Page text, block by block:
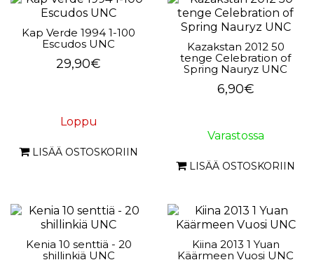
Kap Verde 1994 1-100
Escudos UNC
29,90€
Loppu
LISÄÄ OSTOSKORIIN
Kazakstan 2012 50
tenge Celebration of
Spring Nauryz UNC
6,90€
Varastossa
LISÄÄ OSTOSKORIIN
Kenia 10 senttiä - 20
shillinkiä UNC
Kiina 2013 1 Yuan
Käärmeen Vuosi UNC